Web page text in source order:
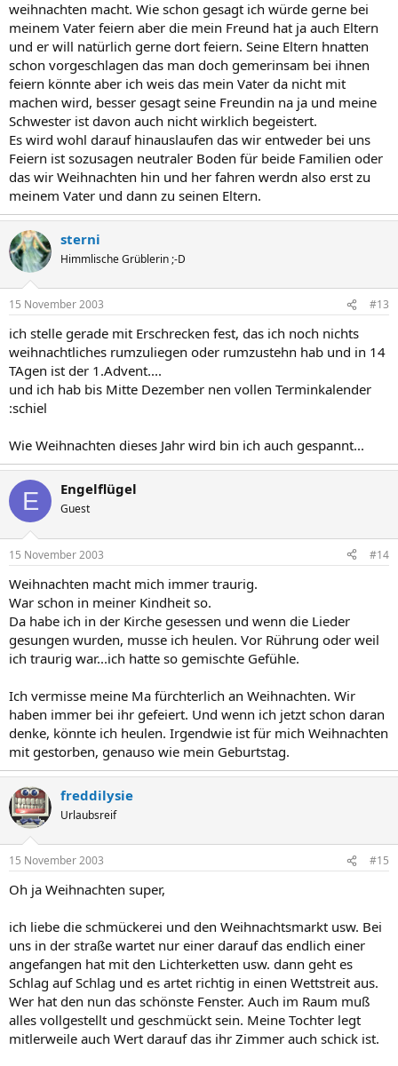
weihnachten macht. Wie schon gesagt ich würde gerne bei
meinem Vater feiern aber die mein Freund hat ja auch Eltern
und er will natürlich gerne dort feiern. Seine Eltern hnatten
schon vorgeschlagen das man doch gemerinsam bei ihnen
feiern könnte aber ich weis das mein Vater da nicht mit
machen wird, besser gesagt seine Freundin na ja und meine
Schwester ist davon auch nicht wirklich begeistert.
Es wird wohl darauf hinauslaufen das wir entweder bei uns
Feiern ist sozusagen neutraler Boden für beide Familien oder
das wir Weihnachten hin und her fahren werdn also erst zu
meinem Vater und dann zu seinen Eltern.
sterni
Himmlische Grüblerin ;-D
15 November 2003 #13
ich stelle gerade mit Erschrecken fest, das ich noch nichts
weihnachtliches rumzuliegen oder rumzustehn hab und in 14
TAgen ist der 1.Advent....
und ich hab bis Mitte Dezember nen vollen Terminkalender
:schiel
Wie Weihnachten dieses Jahr wird bin ich auch gespannt...
E Engelflügel
Guest
15 November 2003 #14
Weihnachten macht mich immer traurig.
War schon in meiner Kindheit so.
Da habe ich in der Kirche gesessen und wenn die Lieder
gesungen wurden, musse ich heulen. Vor Rührung oder weil
ich traurig war...ich hatte so gemischte Gefühle.
Ich vermisse meine Ma fürchterlich an Weihnachten. Wir
haben immer bei ihr gefeiert. Und wenn ich jetzt schon daran
denke, könnte ich heulen. Irgendwie ist für mich Weihnachten
mit gestorben, genauso wie mein Geburtstag.
freddilysie
Urlaubsreif
15 November 2003 #15
Oh ja Weihnachten super,
ich liebe die schmückerei und den Weihnachtsmarkt usw. Bei
uns in der straße wartet nur einer darauf das endlich einer
angefangen hat mit den Lichterketten usw. dann geht es
Schlag auf Schlag und es artet richtig in einen Wettstreit aus.
Wer hat den nun das schönste Fenster. Auch im Raum muß
alles vollgestellt und geschmückt sein. Meine Tochter legt
mitlerweile auch Wert darauf das ihr Zimmer auch schick ist.